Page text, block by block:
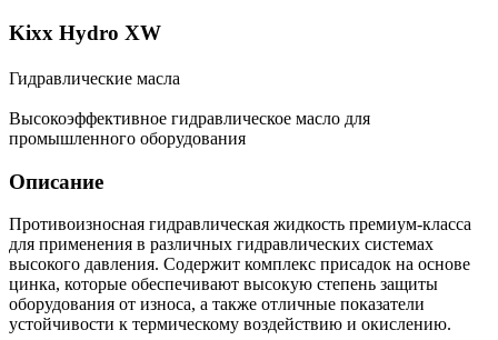
Kixx Hydro XW
Гидравлические масла
Высокоэффективное гидравлическое масло для
промышленного оборудования
Описание
Противоизносная гидравлическая жидкость премиум-класса
для применения в различных гидравлических системах
высокого давления. Содержит комплекс присадок на основе
цинка, которые обеспечивают высокую степень защиты
оборудования от износа, а также отличные показатели
устойчивости к термическому воздействию и окислению.